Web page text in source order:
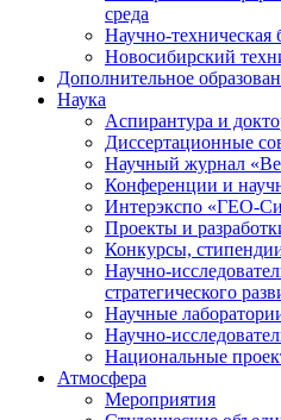
среда
Научно-техническая
Новосибирский
Дополнительное
Наука
Аспирантура и
Диссертационные
Научный журнал
Конференции и
Интерэкспо «ГЕО-
Проекты и
Конкурсы,
Научно-
стратегического
Научные
Научно-
Национальные
Атмосфера
Мероприятия